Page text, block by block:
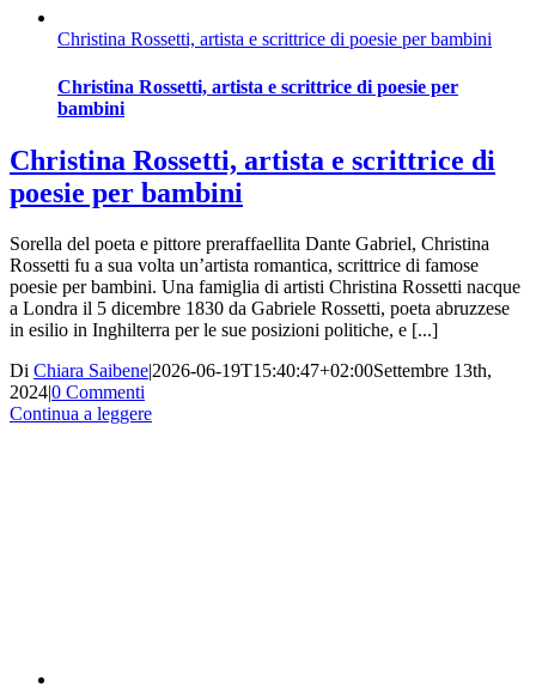
Christina Rossetti, artista e scrittrice di poesie per bambini
Christina Rossetti, artista e scrittrice di poesie per
bambini
Christina Rossetti, artista e scrittrice di
poesie per bambini
Sorella del poeta e pittore preraffaellita Dante Gabriel, Christina
Rossetti fu a sua volta un’artista romantica, scrittrice di famose
poesie per bambini. Una famiglia di artisti Christina Rossetti nacque
a Londra il 5 dicembre 1830 da Gabriele Rossetti, poeta abruzzese
in esilio in Inghilterra per le sue posizioni politiche, e [...]
Di Chiara Saibene|2026-06-19T15:40:47+02:00Settembre 13th,
2024|0 Commenti
Continua a leggere